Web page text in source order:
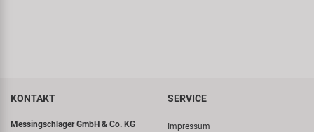
KONTAKT
Messingschlager GmbH & Co. KG
SERVICE
Impressum